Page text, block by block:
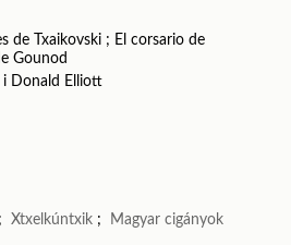
de Txaikovski ; El corsario de
Gounod
i Donald Elliott
; Xtxelkúntxik ; Magyar cigányok